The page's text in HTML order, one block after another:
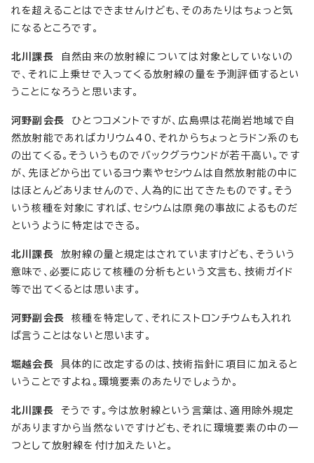
れを超えることはできませんけども、そのあたりはちょっと気
になるところです。
北川課長
自然由来の放射線については対象としていないの
で、それに上乗せで入ってくる放射線の量を予測評価するとい
うことになろうと思います。
河野副会長 ひとつコメントですが、広島県は花崗岩地域で自
然放射能であればカリウム40、それからちょっとラドン系のも
の出てくる。そういうものでバックグラウンドが若干高い。です
が、先ほどから出ているヨウ素やセシウムは自然放射能の中に
はほとんどありませんので、人為的に出てきたものです。そう
いう核種を対象にすれば、セシウムは原発の事故によるものだ
というように特定はできる。
北川課長 放射線の量と規定はされていますけども、そういう
意味で、必要に応じて核種の分析もという文言も、技術ガイド
等で出てくるとは思います。
河野副会長核種を特定して、それにストロンチウムも入れれ
ば言うことはないと思います。
堀越会長 具体的に改定するのは、技術指針に項目に加えると
いうことですよね。環境要素のあたりでしょうか。
北川課長 そうです。今は放射線という言葉は、適用除外規定
がありますから当然ないですけども、それに環境要素の中の一
つとして放射線を付け加えたいと。